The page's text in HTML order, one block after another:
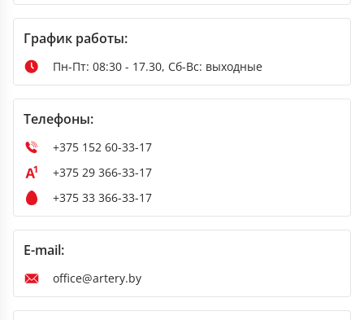
График работы:
Пн-Пт: 08:30 - 17.30, Сб-Вс: выходные
Телефоны:
+375 152 60-33-17
+375 29 366-33-17
+375 33 366-33-17
E-mail:
office@artery.by